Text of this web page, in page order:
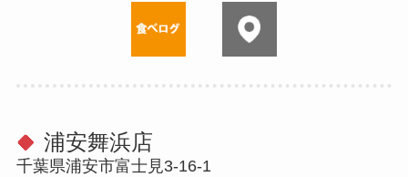
浦安舞浜店
千葉県浦安市富士見3-16-1